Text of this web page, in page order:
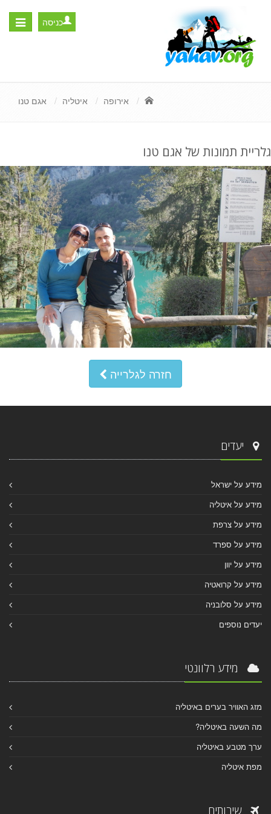
Toggle
כניסה
אירופה איטליה אגם טנו
גלריית תמונות של אגם טנו
חזרה לגלרייה
יעדים
מידע על ישראל
מידע על איטליה
מידע על צרפת
מידע על ספרד
מידע על יוון
מידע על קרואטיה
מידע על סלובניה
יעדים נוספים
מידע רלוונטי
מזג האוויר בערים באיטליה
מה השעה באיטליה?
ערך מטבע באיטליה
מפת איטליה
שירותים